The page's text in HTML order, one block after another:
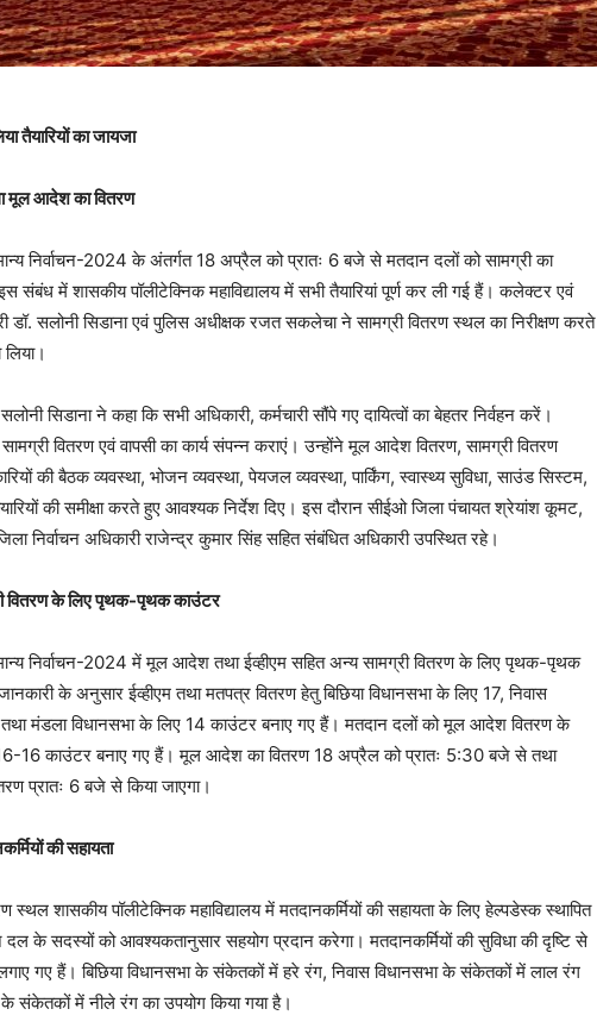
तैयारियों का जायजा
मूल आदेश का वितरण
2024 के अंतर्गत 18 अप्रैल को प्रातः 6 बजे से मतदान दलों को सामग्री का
संबंध में शासकीय पॉलीटेक्निक महाविद्यालय में सभी तैयारियां पूर्ण कर ली गई हैं। कलेक्टर एवं
डॉ. सलोनी सिडाना एवं पुलिस अधीक्षक रजत सकलेचा ने सामग्री वितरण स्थल का निरीक्षण करते
ने कहा कि सभी अधिकारी, कर्मचारी सौंपे गए दायित्वों का बेहतर निर्वहन करें।
वितरण एवं वापसी का कार्य संपन्न कराएं। उन्होंने मूल आदेश वितरण, सामग्री वितरण
की बैठक व्यवस्था, भोजन व्यवस्था, पेयजल व्यवस्था, पार्किंग, स्वास्थ्य सुविधा, साउंड सिस्टम,
की समीक्षा करते हुए आवश्यक निर्देश दिए। इस दौरान सीईओ जिला पंचायत श्रेयांश कूमट,
निर्वाचन अधिकारी राजेन्द्र कुमार सिंह सहित संबंधित अधिकारी उपस्थित रहे।
वितरण के लिए पृथक-पृथक काउंटर
2024 में मूल आदेश तथा ईव्हीएम सहित अन्य सामग्री वितरण के लिए पृथक-पृथक
के अनुसार ईव्हीएम तथा मतपत्र वितरण हेतु बिछिया विधानसभा के लिए 17, निवास
मंडला विधानसभा के लिए 14 काउंटर बनाए गए हैं। मतदान दलों को मूल आदेश वितरण के
16-16 काउंटर बनाए गए हैं। मूल आदेश का वितरण 18 अप्रैल को प्रातः 5:30 बजे से तथा
प्रातः 6 बजे से किया जाएगा।
की सहायता
शासकीय पॉलीटेक्निक महाविद्यालय में मतदानकर्मियों की सहायता के लिए हेल्पडेस्क स्थापित
दल के सदस्यों को आवश्यकतानुसार सहयोग प्रदान करेगा। मतदानकर्मियों की सुविधा की दृष्टि से
गए हैं। बिछिया विधानसभा के संकेतकों में हरे रंग, निवास विधानसभा के संकेतकों में लाल रंग
संकेतकों में नीले रंग का उपयोग किया गया है।